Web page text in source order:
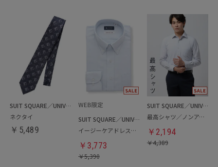
SUIT SQUARE／UNIVERSAL LANGUAGE
ネクタイ
￥ 5,489
SUIT SQUARE／UNIVERSAL LANGUAGE
イージーケアドレスシャツ
￥ 3,773
￥5,390
SUIT SQUARE／UNIVERSAL LANGUAGE
最高シャツ／ノンアイロンジャージードレスシャツ
￥ 2,194
￥4,389